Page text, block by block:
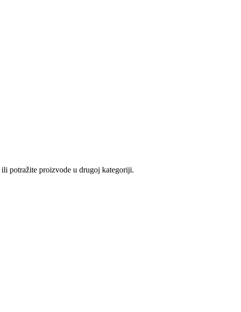
potražite proizvode u drugoj kategoriji.